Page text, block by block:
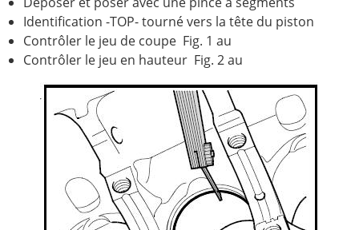
Identification -TOP- tourné vers la tête du piston
Contrôler le jeu de coupe Fig. 1 au
Contrôler le jeu en hauteur Fig. 2 au